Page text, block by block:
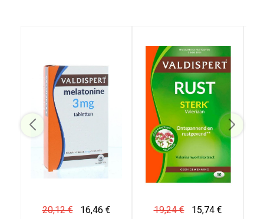
20,12 €
16,46 €
19,24 €
15,74 €